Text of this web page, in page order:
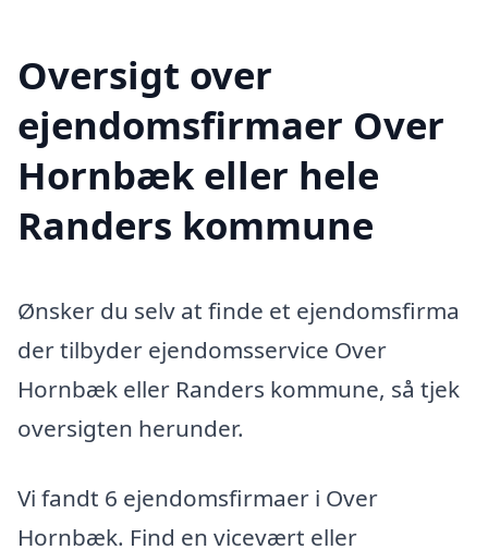
Oversigt over
ejendomsfirmaer Over
Hornbæk eller hele
Randers kommune
Ønsker du selv at finde et ejendomsfirma
der tilbyder ejendomsservice Over
Hornbæk eller Randers kommune, så tjek
oversigten herunder.
Vi fandt 6 ejendomsfirmaer i Over
Hornbæk. Find en vicevært eller